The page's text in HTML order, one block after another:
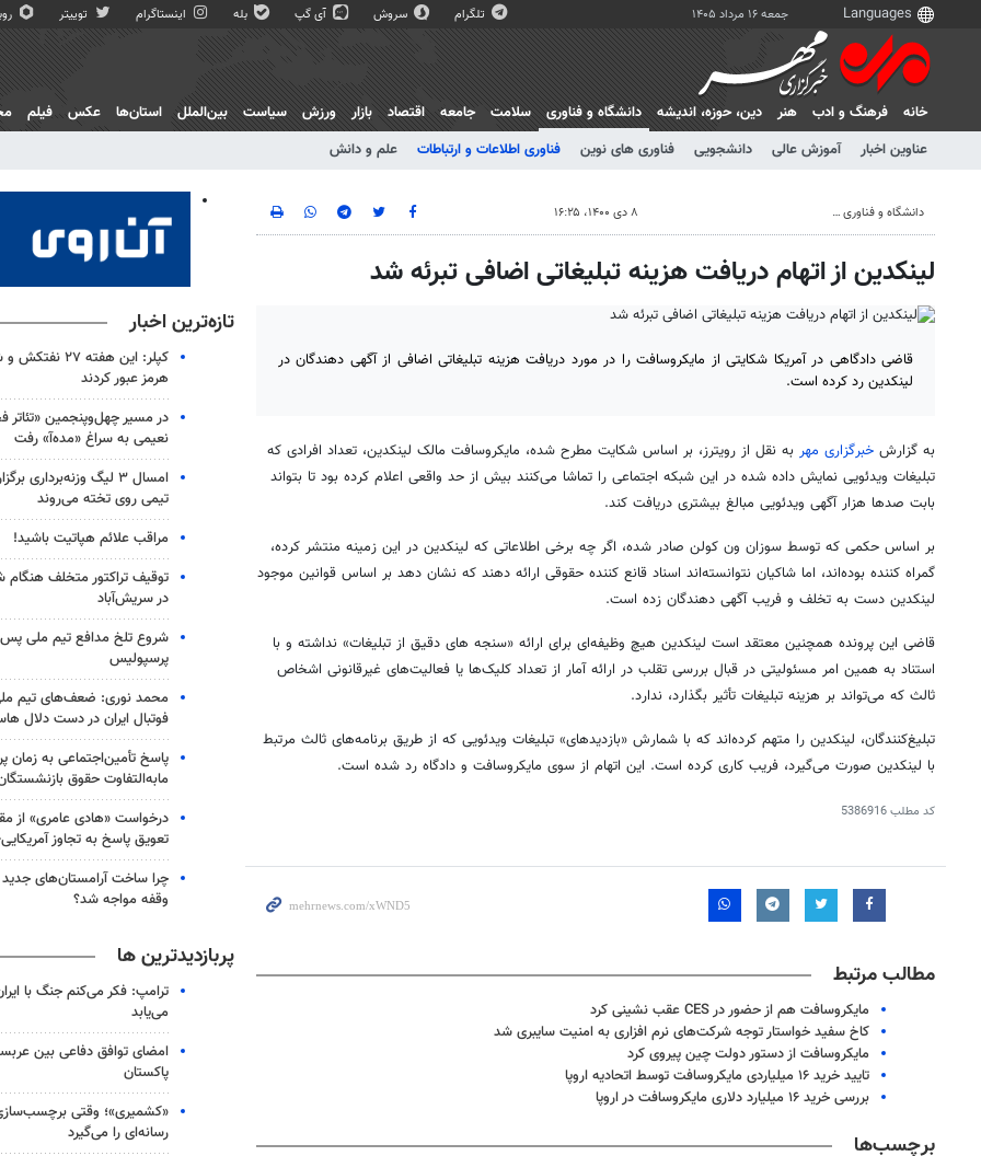
جمعه ۱۶ مرداد ۱۴۰۵ تلگرام سروش آی گپ بله اینستاگرام توییتر
خانه فرهنگ و ادب هنر دين، حوزه، انديشه
دانشگاه و فناوری
عناوین اخبار
آموزش عالی دانشجویی فناوری های نوین فناوری اطلاعات و ارتباطات علم و دانش
سلامت جامعه اقتصاد بازار ورزش سیاست بین‌الملل استان‌ها عکس فیلم
دانشگاه و فناوری ۸ دی ۱۴۰۰، ۱۶:۲۵
لینکدین از اتهام دریافت هزینه تبلیغاتی اضافی تبرئه شد
قاضی دادگاهی در آمریکا شکایتی از مایکروسافت را در مورد دریافت هزینه تبلیغاتی اضافی از آگهی دهندگان در
لینکدین رد کرده است.
به گزارش خبرگزاری مهر به نقل از رویترز، بر اساس شکایت مطرح شده، مایکروسافت مالک لینکدین، تعداد افرادی که
تبلیغات ویدئویی نمایش داده شده در این شبکه اجتماعی را تماشا می‌کنند بیش از حد واقعی اعلام کرده بود تا بتواند
بابت صدها هزار آگهی ویدئویی مبالغ بیشتری دریافت کند.
بر اساس حکمی که توسط سوزان ون کولن صادر شده، اگر چه برخی اطلاعاتی که لینکدین در این زمینه منتشر کرده،
گمراه کننده بوده‌اند، اما شاکیان نتوانسته‌اند اسناد قانع کننده حقوقی ارائه دهند که نشان دهد بر اساس قوانین موجود
لینکدین دست به تخلف و فریب آگهی دهندگان زده است.
قاضی این پرونده همچنین معتقد است لینکدین هیچ وظیفه‌ای برای ارائه «سنجه های دقیق از تبلیغات» نداشته و با
استناد به همین امر مسئولیتی در قبال بررسی تقلب در ارائه آمار از تعداد کلیک‌ها یا فعالیت‌های غیرقانونی اشخاص
ثالث که می‌تواند بر هزینه تبلیغات تأثیر بگذارد، ندارد.
تبلیغ‌کنندگان، لینکدین را متهم کرده‌اند که با شمارش «بازدیدهای» تبلیغات ویدئویی که از طریق برنامه‌های ثالث مرتبط
با لینکدین صورت می‌گیرد، فریب کاری کرده است. این اتهام از سوی مایکروسافت و دادگاه رد شده است.
کد مطلب5386916
مطالب مرتبط
مایکروسافت هم از حضور در CES عقب نشینی کرد
کاخ سفید خواستار توجه شرکت‌های نرم افزاری به امنیت سایبری شد
مایکروسافت از دستور دولت چین پیروی کرد
تایید خرید ۱۶ میلیاردی مایکروسافت توسط اتحادیه اروپا
بررسی خرید ۱۶ میلیارد دلاری مایکروسافت در اروپا
برچسب‌ها
تازه‌ترین اخبار
کپلر: این هفته ۲۷
هرمز عبور کردند
در مسیر چهل‌وپنجمین «تئاتر
نعیمی به سراغ «مده‌آ» رفت
امسال ۳ لیگ وزنه‌برداری
تیمی روی تخته می‌روند
مراقب علائم هپاتیت باشید!
توقیف تراکتور متخلف
در سریش‌آباد
شروع تلخ مدافع تیم ملی پس
پرسپولیس
محمد نوری: ضعف‌های تیم
فوتبال ایران در دست دلال
پاسخ تأمین‌اجتماعی به زمان
مابه‌التفاوت حقوق
درخواست «هادی عامری» از
تعویق پاسخ به تجاوز
چرا ساخت آرامستان‌های جدید
وقفه مواجه شد؟
پربازدیدترین ها
ترامپ: فکر می‌کنم جنگ با
می‌یابد
امضای توافق دفاعی بین
پاکستان
«کشمیری»؛ وقتی
رسانه‌ای را می‌گیرد